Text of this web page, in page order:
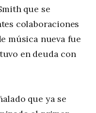
que se
colaboraciones
música nueva fue
en deuda con
que ya se